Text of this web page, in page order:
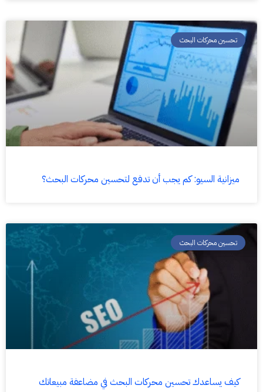
تحسين محركات البحث
ميزانية السيو: كم يجب أن تدفع لتحسين محركات البحث؟
تحسين محركات البحث
كيف يساعدك تحسين محركات البحث في مضاعفة مبيعاتك